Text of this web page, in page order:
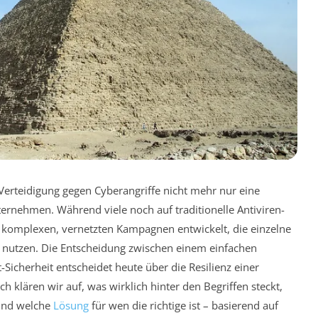
gegen Cyberangriffe nicht mehr nur eine
Während viele noch auf traditionelle Antiviren-
vernetzten Kampagnen entwickelt, die einzelne
Die Entscheidung zwischen einem einfachen
entscheidet heute über die Resilienz einer
klären wir auf, was wirklich hinter den Begriffen steckt,
welche Lösung für wen die richtige ist – basierend auf